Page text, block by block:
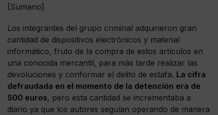
[Sumario]
Los integrantes del grupo criminal adquirieron gran
cantidad de dispositivos electrónicos y material
informático, fruto de la compra de estos artículos en
una conocida mercantil, para más tarde realizar las
devoluciones y conformar el delito de estafa. La cifra
defraudada en el momento de la detención era de
500 euros, pero esta cantidad se incrementaba a
diario ya que los autores seguían operando de manera